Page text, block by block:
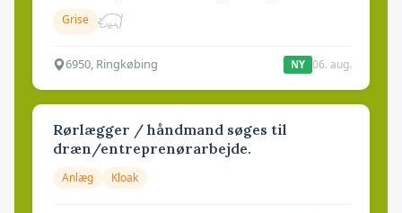
Grise
6950, Ringkøbing NY 06. aug.
Rørlægger / håndmand søges til
dræn/entreprenørarbejde.
Anlæg Kloak